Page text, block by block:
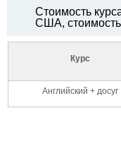
Стоимость
США, стоимость
Курс
Английский + досуг